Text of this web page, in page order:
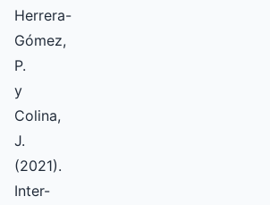
Herrera-
Gómez,
P.
y
Colina,
J.
(2021).
Inter-